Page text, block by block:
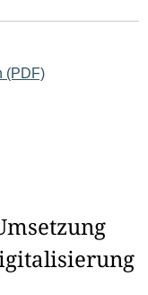
(PDF)